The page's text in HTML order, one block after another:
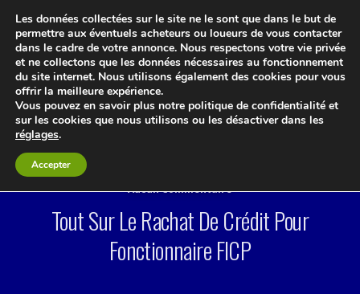
Le blog 3d-immo-visites
Aucun Commentaire
Tout Sur Le Rachat De Crédit Pour
Fonctionnaire FICP
Les données collectées sur le site ne le sont que dans le but de
permettre aux éventuels acheteurs ou loueurs de vous contacter
dans le cadre de votre annonce. Nous respectons votre vie privée
et ne collectons que les données nécessaires au fonctionnement
du site internet. Nous utilisons également des cookies pour vous
offrir la meilleure expérience.
Vous pouvez en savoir plus notre politique de confidentialité et
sur les cookies que nous utilisons ou les désactiver dans les
réglages.
Accepter